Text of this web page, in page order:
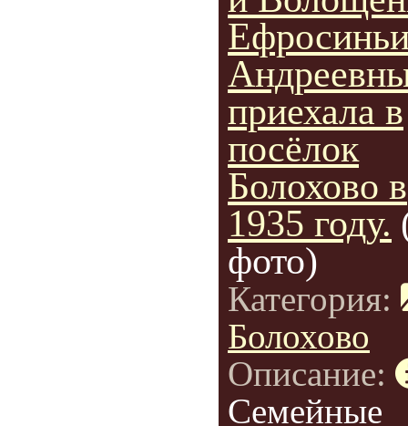
приехала в
посёлок
Болохово в
1935 году.
фото)
Категория:
Болохово
Описание:
Семейные